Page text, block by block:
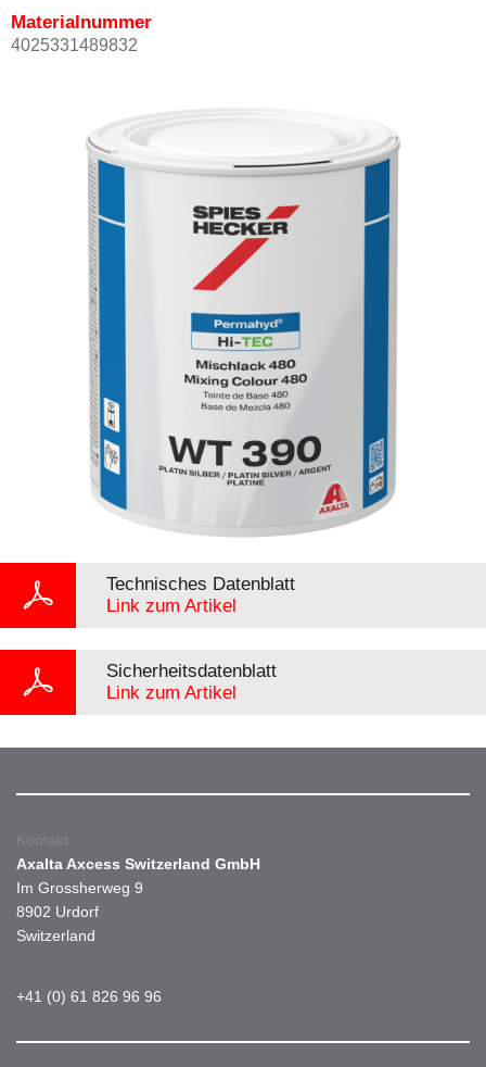
Materialnummer
4025331489832
Technisches Datenblatt
Link zum Artikel
Sicherheitsdatenblatt
Link zum Artikel
Kontakt
Axalta Axcess Switzerland GmbH
Im Grossherweg 9
8902 Urdorf
Switzerland
+41 (0) 61 826 96 96